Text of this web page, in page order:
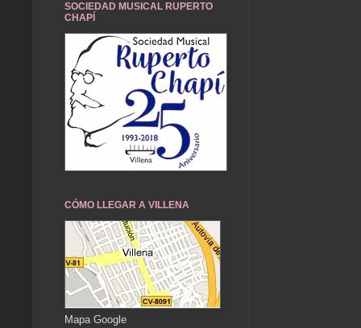
SOCIEDAD MUSICAL RUPERTO
CHAPÍ
CÓMO LLEGAR A VILLENA
Mapa Google